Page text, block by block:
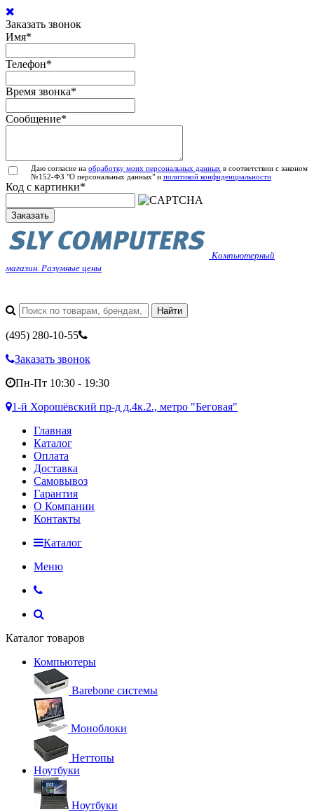
Заказать звонок
Имя*
Телефон*
Время звонка*
Сообщение*
Даю согласие на обработку моих персональных данных в соответствии с законом
№152-ФЗ "О персональных данных" и политикой конфиденциальности
Код с картинки*
Заказать
Компьютерный
магазин. Разумные цены
(495) 280-10-55
Заказать звонок
Пн-Пт 10:30 - 19:30
1-й Хорошёвский пр-д д.4к.2., метро "Беговая"
Главная
Каталог
Оплата
Доставка
Самовывоз
Гарантия
О Компании
Контакты
Каталог
Меню
Каталог товаров
Компьютеры
Barebone системы
Моноблоки
Неттопы
Ноутбуки
Ноутбуки